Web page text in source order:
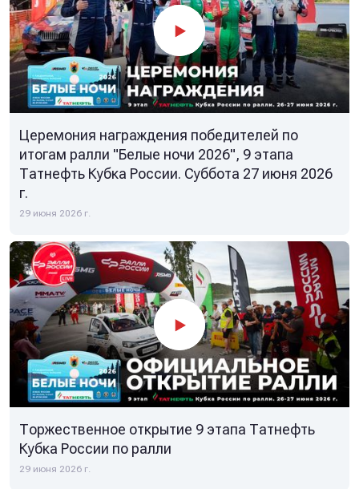
Церемония награждения победителей по
итогам ралли "Белые ночи 2026", 9 этапа
Татнефть Кубка России. Суббота 27 июня 2026
г.
29 июня 2026 г.
Торжественное открытие 9 этапа Татнефть
Кубка России по ралли
29 июня 2026 г.